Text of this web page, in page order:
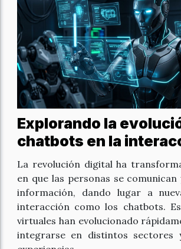
Explorando la
chatbots en la
digital
La revolución digital ha
en que las personas se comunican
información, dando lugar a
interacción como los chatbots.
virtuales han evolucionado
integrarse en distintos sectores